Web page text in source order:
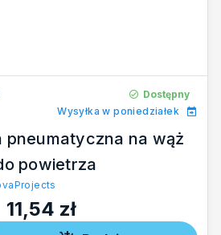
Dostępny
Wysyłka w poniedziałek
pneumatyczna na wąż
powietrza
11,54 zł